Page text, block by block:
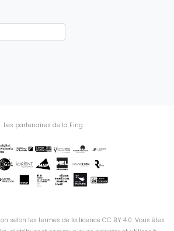
Les partenaires de la Fing
selon les termes de la licence CC BY 4.0. Vous êtes